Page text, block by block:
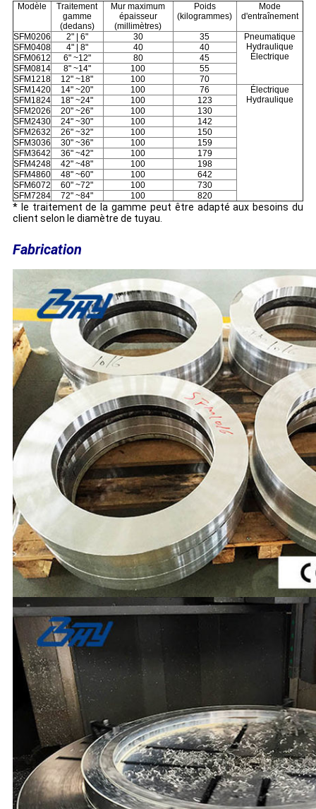
Modèle
Traitement
gamme
(dedans)
Mur maximum
épaisseur
(millimètres)
Poids
(kilogrammes)
Mode
d'entraînement
SFM0206 2" | 6" 30 35
Pneumatique
Hydraulique
Électrique
SFM0408 4" | 8" 40
40
SFM0612
6" ~12" 80
45
SFM0814
8" ~14" 100
55
SFM1218
12" ~18" 100
70
SFM1420
14" ~20" 100 76
Électrique
Hydraulique
SFM1824 18" ~24" 100
123
SFM2026
20" ~26" 100
130
SFM2430
24" ~30" 100
142
SFM2632
26" ~32" 100
150
SFM3036
30" ~36" 100
159
SFM3642
36" ~42" 100
179
SFM4248
42" ~48" 100
198
SFM4860
48" ~60" 100
642
SFM6072
60" ~72" 100
730
SFM7284
72" ~84" 100 820
* le traitement de la gamme peut être adapté aux besoins du
client selon le diamètre de tuyau.
Fabrication